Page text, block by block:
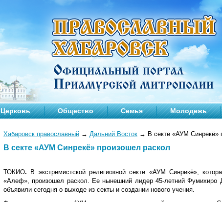
Церковь Общество Семья Молодежь
Хабаровск православный → Дальний Восток → В секте «АУМ Синрекё»
В секте «АУМ Синрекё» произошел раскол
ТОКИО. В экстремистской религиозной секте «АУМ Синрикё»,
«Алеф», произошел раскол. Ее нынешний лидер 45-летний Фумихиро
объявили сегодня о выходе из секты и создании нового учения.